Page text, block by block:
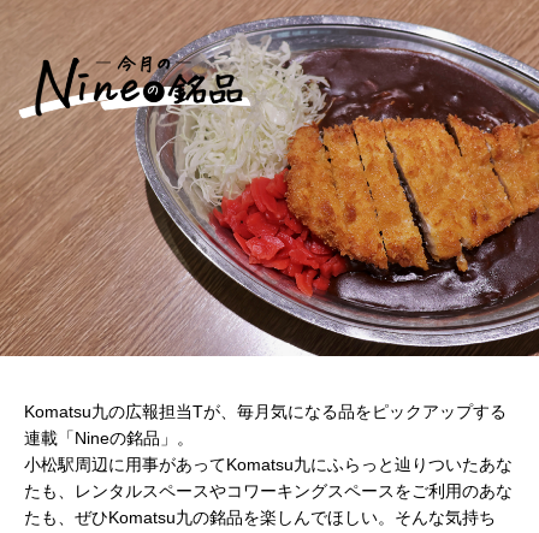
Komatsu九の広報担当Tが、毎月気になる品をピックアップする
連載「Nineの銘品」。
小松駅周辺に用事があってKomatsu九にふらっと辿りついたあな
たも、レンタルスペースやコワーキングスペースをご利用のあな
たも、ぜひKomatsu九の銘品を楽しんでほしい。そんな気持ち